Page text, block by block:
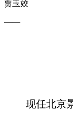
贾玉姣
——
现任北京